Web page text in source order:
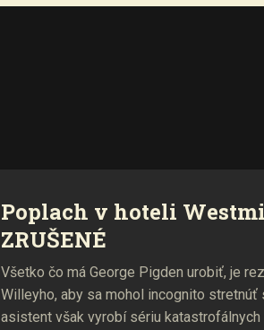
Poplach v hoteli
ZRUŠENÉ
Všetko čo má George Pigden urobiť, je
Willeyho, aby sa mohol incognito
asistent však vyrobí sériu katastrofálnych